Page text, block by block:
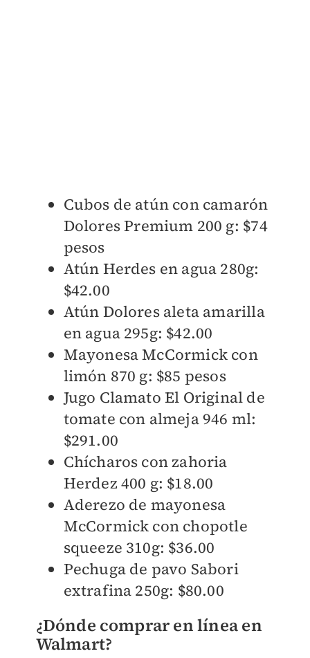
Cubos de atún con camarón
Dolores Premium 200 g: $74
pesos
Atún Herdes en agua 280g:
$42.00
Atún Dolores aleta amarilla
en agua 295g: $42.00
Mayonesa McCormick con
limón 870 g: $85 pesos
Jugo Clamato El Original de
tomate con almeja 946 ml:
$291.00
Chícharos con zahoria
Herdez 400 g: $18.00
Aderezo de mayonesa
McCormick con chopotle
squeeze 310g: $36.00
Pechuga de pavo Sabori
extrafina 250g: $80.00
¿Dónde comprar en línea en
Walmart?